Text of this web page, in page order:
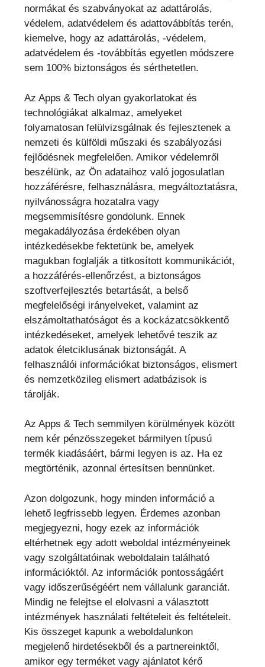
normákat és szabványokat az adattárolás,
védelem, adatvédelem és adattovábbítás terén,
kiemelve, hogy az adattárolás, -védelem,
adatvédelem és -továbbítás egyetlen módszere
sem 100% biztonságos és sérthetetlen.
Az Apps & Tech olyan gyakorlatokat és
technológiákat alkalmaz, amelyeket
folyamatosan felülvizsgálnak és fejlesztenek a
nemzeti és külföldi műszaki és szabályozási
fejlődésnek megfelelően. Amikor védelemről
beszélünk, az Ön adataihoz való jogosulatlan
hozzáférésre, felhasználásra, megváltoztatásra,
nyilvánosságra hozatalra vagy
megsemmisítésre gondolunk. Ennek
megakadályozása érdekében olyan
intézkedésekbe fektetünk be, amelyek
magukban foglalják a titkosított kommunikációt,
a hozzáférés-ellenőrzést, a biztonságos
szoftverfejlesztés betartását, a belső
megfelelőségi irányelveket, valamint az
elszámoltathatóságot és a kockázatcsökkentő
intézkedéseket, amelyek lehetővé teszik az
adatok életciklusának biztonságát. A
felhasználói információkat biztonságos, elismert
és nemzetközileg elismert adatbázisok is
tárolják.
Az Apps & Tech semmilyen körülmények között
nem kér pénzösszegeket bármilyen típusú
termék kiadásáért, bármi legyen is az. Ha ez
megtörténik, azonnal értesítsen bennünket.
Azon dolgozunk, hogy minden információ a
lehető legfrissebb legyen. Érdemes azonban
megjegyezni, hogy ezek az információk
eltérhetnek egy adott weboldal intézményeinek
vagy szolgáltatóinak weboldalain található
információktól. Az információk pontosságáért
vagy időszerűségéért nem vállalunk garanciát.
Mindig ne felejtse el elolvasni a választott
intézmények használati feltételeit és feltételeit.
Kis összeget kapunk a weboldalunkon
megjelenő hirdetésekből és a partnereinktől,
amikor egy terméket vagy ajánlatot kérő